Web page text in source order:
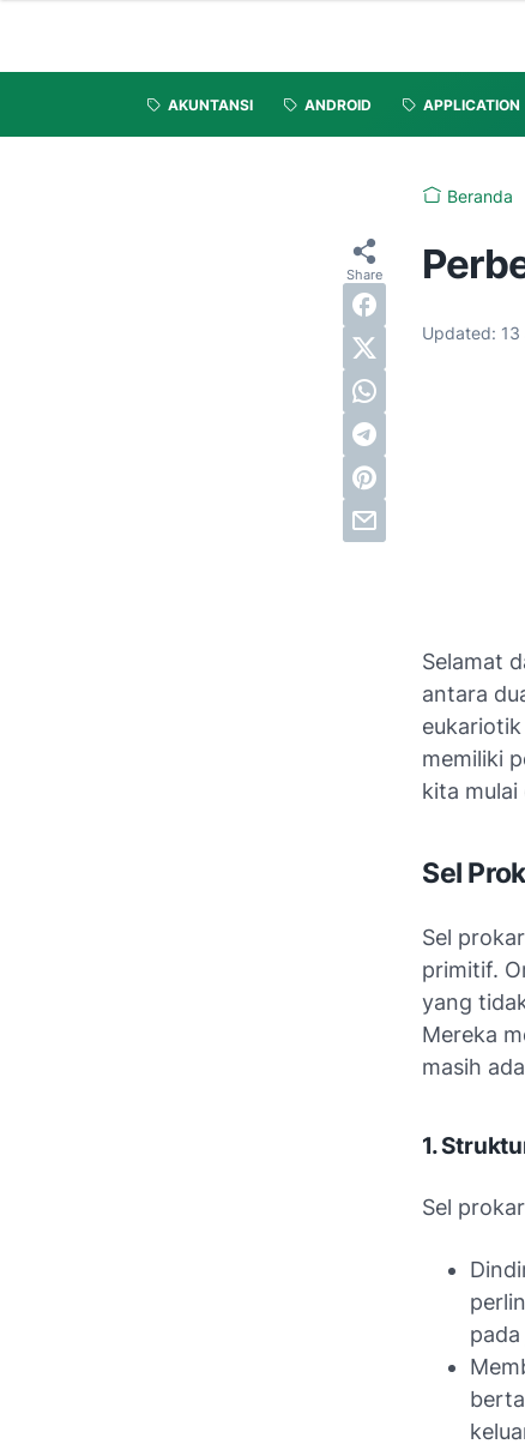
AKUNTANSI ANDROID APPLICATION
Beranda
Updated: 13
Selamat
antara
memiliki
kita
Sel
Sel
primitif.
yang
Mereka
masih
1.
Sel